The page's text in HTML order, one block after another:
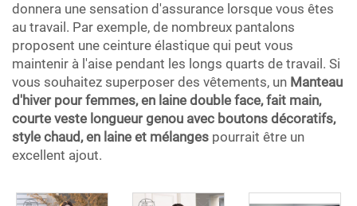
donnera une sensation d'assurance lorsque vous êtes
au travail. Par exemple, de nombreux pantalons
proposent une ceinture élastique qui peut vous
maintenir à l'aise pendant les longs quarts de travail. Si
vous souhaitez superposer des vêtements, un Manteau
d'hiver pour femmes, en laine double face, fait main,
courte veste longueur genou avec boutons décoratifs,
style chaud, en laine et mélanges pourrait être un
excellent ajout.